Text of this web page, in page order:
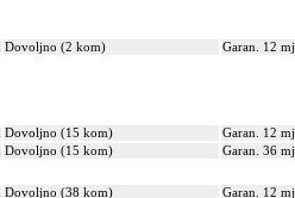
Dovoljno (2 kom) Garan. 12 mj.
Dovoljno (15 kom)
Garan. 12 mj.
Dovoljno (15 kom)
Garan. 36 mj.
Dovoljno (38 kom)
Garan. 12 mj.